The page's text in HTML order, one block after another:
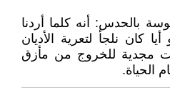
بالحدس: أنه كلما أردنا
كان نلجأ لتعرية الأديان
مجدية للخروج من مأزق
الحياة.